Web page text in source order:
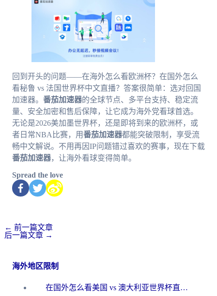
回到开头的问题——在海外怎么看欧洲杯？在国外怎么
看秘鲁 vs 法国世界杯中文直播？答案很简单：选对回国
加速器。 番茄加速器的全球节点、多平台支持、稳定流
量、安全加密和售后保障，让它成为海外党看球首选。
无论是2026美加墨世界杯，还是即将到来的欧洲杯，或
者日常NBA比赛，用番茄加速器都能突破限制，享受流
畅中文解说。不用再因IP问题错过喜欢的赛事，现在下载
番茄加速器，让海外看球变得简单。
Spread the love
← 前一篇文章
后一篇文章 →
海外地区限制
在国外怎么看美国 vs 澳大利亚世界杯直播？海外党必藏的中文解说观赛指南